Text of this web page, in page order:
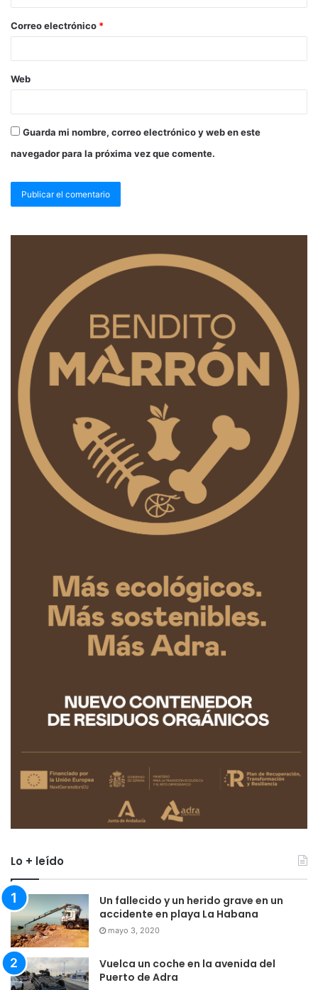
Correo electrónico *
Web
Guarda mi nombre, correo electrónico y web en este
navegador para la próxima vez que comente.
Lo + leído
Un fallecido y un herido grave en un
accidente en playa La Habana
mayo 3, 2020
Vuelca un coche en la avenida del
Puerto de Adra